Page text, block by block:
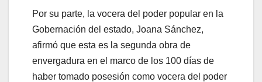
Por su parte, la vocera del poder popular en la
Gobernación del estado, Joana Sánchez,
afirmó que esta es la segunda obra de
envergadura en el marco de los 100 días de
haber tomado posesión como vocera del poder